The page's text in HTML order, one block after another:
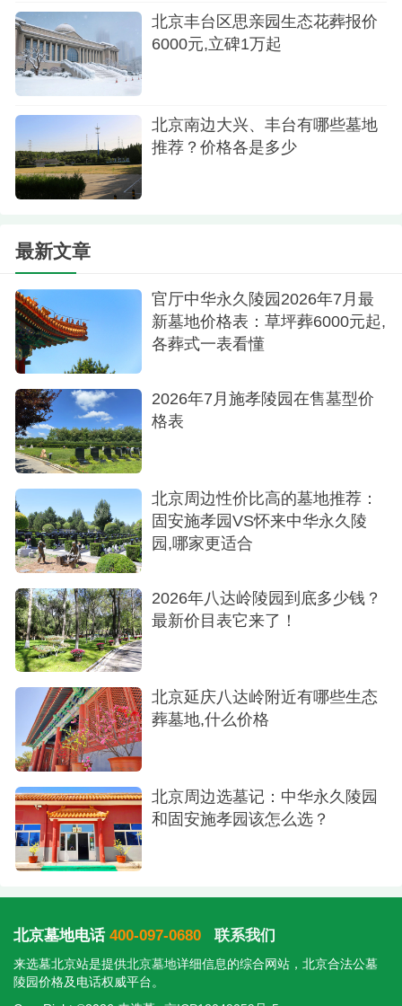
北京丰台区思亲园生态花葬报价
6000元,立碑1万起
北京南边大兴、丰台有哪些墓地
推荐？价格各是多少
最新文章
官厅中华永久陵园2026年7月最
新墓地价格表：草坪葬6000元起,
各葬式一表看懂
2026年7月施孝陵园在售墓型价
格表
北京周边性价比高的墓地推荐：
固安施孝园VS怀来中华永久陵
园,哪家更适合
2026年八达岭陵园到底多少钱？
最新价目表它来了！
北京延庆八达岭附近有哪些生态
葬墓地,什么价格
北京周边选墓记：中华永久陵园
和固安施孝园该怎么选？
北京墓地电话 400-097-0680 联系我们
来选墓北京站是提供北京墓地详细信息的综合网站，北京合法公墓
陵园价格及电话权威平台。